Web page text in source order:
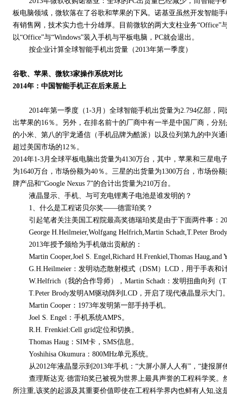
板电脑领域，微软落在了谷歌和苹果的下风。诺基亚虽然开发智能
有销售网，技术实力也十分雄厚。目前微软的两大支柱业务“Office”
以“Office”与“Windows”装入手机与平板电脑，PC就会退出。
按企业计算全球智能手机出货量（2013年第一季度）
谷歌、苹果、微软3家操作系统对比
2014年：中国智能手机正在后来居上
2014年第一季度（1-3月）全球智能手机出货量为2.794亿部，同
出苹果的16％。另外，在排名前十的厂商中有一半是中国厂商，分
的小米、第八的宇龙通信（手机品牌为酷派）以及位列第九的中兴
超过美国市场的12％。
2014年1-3月全球平板电脑出货量为4130万台，其中，苹果和三星电
为1640万台，市场份额为40％。三星的出货量为1300万台，市场份
牌产品和“Google Nexus 7”的合计出货量为210万台。
液晶显示、手机、与可充电锂离子电池是谁发明的？
1、什么是工程诺贝尔奖——德雷珀奖？
引起笔者关注美国工程院最高奖德瑞珀奖是由于下面两件事：
George H.Heilmeier,Wolfgang Helfrich,Martin Schadt,T.Peter Brody
2013年授予颁给为手机做出贡献的：
Martin Cooper,Joel S. Engel,Richard H.Frenkiel,Thomas Haug,and
G.H.Heilmeier：发明动态散射模式（DSM）LCD，用于手表和
W.Helfrich（我的合作导师），Martin Schadt：发明扭曲向列（
T.Peter Brody发明AM驱动阵列LCD，开启了现代液晶显示大门
Martin Cooper：1973年发明第一部手持手机。
Joel S. Engel：手机系统AMPS。
R.H. Frenkiel:Cell grid定位和切换。
Thomas Haug：SIM卡，SMS信息。
Yoshihisa Okumura：800MHz单元系统。
从2012年液晶显示到2013年手机：“大屏小屏人人有”，“捷报屏
查理斯达克·德雷珀奖已被视为世界上最具声誉的工程科学奖。
所注重,该奖的起源及其重要价值即使在工程科学界内也鲜有人知,